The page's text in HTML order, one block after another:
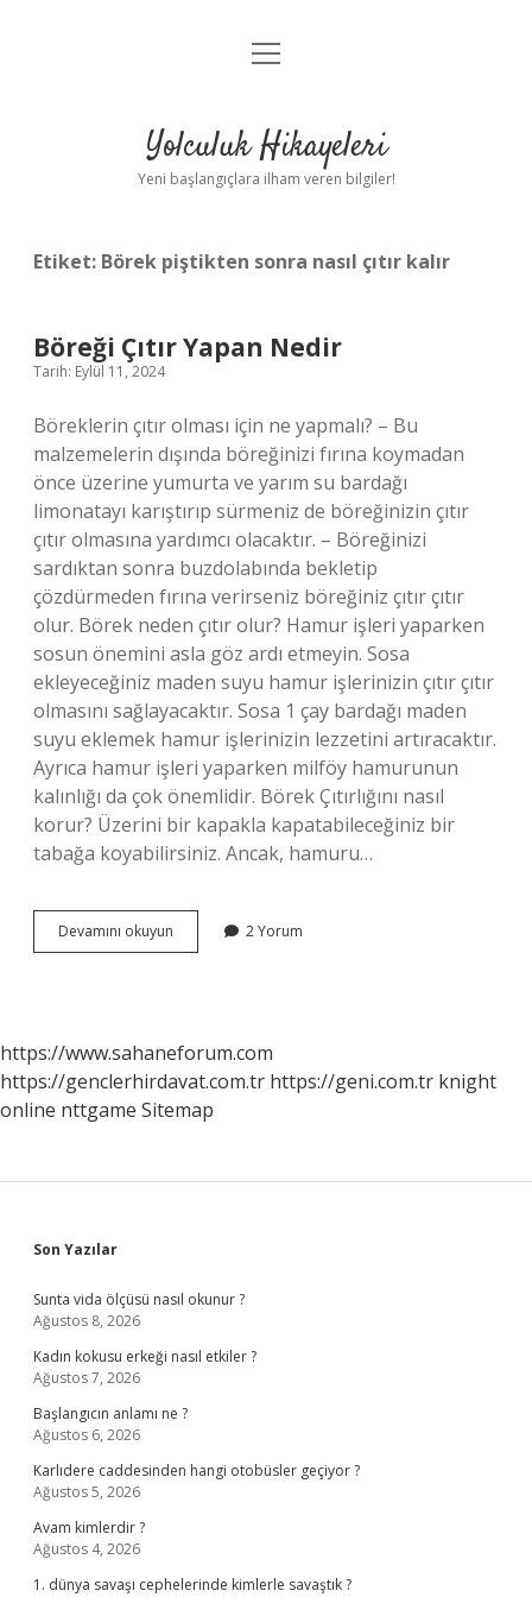
Anasayfa
Yasal Uyarı
menüyü
Yolculuk Hikayeleri
Yeni başlangıçlara ilham veren bilgiler!
Etiket: Börek piştikten sonra nasıl çıtır kalır
Böreği Çıtır Yapan Nedir
Tarih: Eylül 11, 2024
Böreklerin çıtır olması için ne yapmalı? – Bu
malzemelerin dışında böreğinizi fırına koymadan
önce üzerine yumurta ve yarım su bardağı
limonatayı karıştırıp sürmeniz de böreğinizin çıtır
çıtır olmasına yardımcı olacaktır. – Böreğinizi
sardıktan sonra buzdolabında bekletip
çözdürmeden fırına verirseniz böreğiniz çıtır çıtır
olur. Börek neden çıtır olur? Hamur işleri yaparken
sosun önemini asla göz ardı etmeyin. Sosa
ekleyeceğiniz maden suyu hamur işlerinizin çıtır çıtır
olmasını sağlayacaktır. Sosa 1 çay bardağı maden
suyu eklemek hamur işlerinizin lezzetini artıracaktır.
Ayrıca hamur işleri yaparken milföy hamurunun
kalınlığı da çok önemlidir. Börek Çıtırlığını nasıl
korur? Üzerini bir kapakla kapatabileceğiniz bir
tabağa koyabilirsiniz. Ancak, hamuru…
Devamını okuyun
Çıtır
2 Yorum
https://www.sahaneforum.com
https://genclerhirdavat.com.tr https://geni.com.tr knight
online nttgame Sitemap
Sidebar
Son Yazılar
Sunta vida ölçüsü nasıl okunur ?
Ağustos 8, 2026
Kadın kokusu erkeği nasıl etkiler ?
Ağustos 7, 2026
Başlangıcın anlamı ne ?
Ağustos 6, 2026
Karlıdere caddesinden hangi otobüsler geçiyor ?
Ağustos 5, 2026
Avam kimlerdir ?
Ağustos 4, 2026
1. dünya savaşı cephelerinde kimlerle savaştık ?